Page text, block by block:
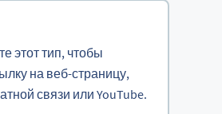
этот тип, чтобы
на веб-страницу,
связи или YouTube.